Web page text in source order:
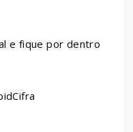
e fique por dentro